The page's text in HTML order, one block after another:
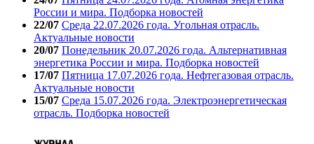
России и мира. Подборка новостей
22/07 Среда 22.07.2026 года. Угольная отрасль.
Актуальные новости
20/07 Понедельник 20.07.2026 года. Альтернативная
энергетика России и мира. Подборка новостей
17/07 Пятница 17.07.2026 года. Нефтегазовая отрасль.
Актуальные новости
15/07 Среда 15.07.2026 года. Электроэнергетическая
отрасль. Подборка новостей